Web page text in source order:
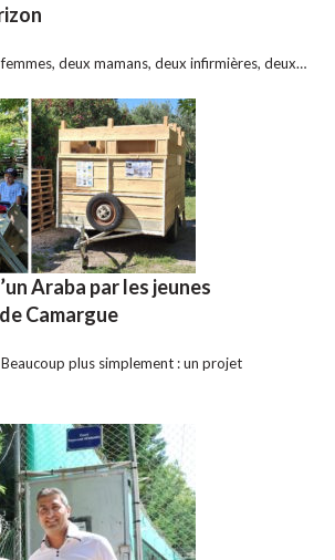
deux mamans, deux infirmières, deux…
Araba par les jeunes
Camargue
plus simplement : un projet